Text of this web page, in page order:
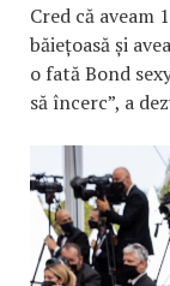
Cred că aveam
băiețoasă și
o fată Bond
să încerc”, a